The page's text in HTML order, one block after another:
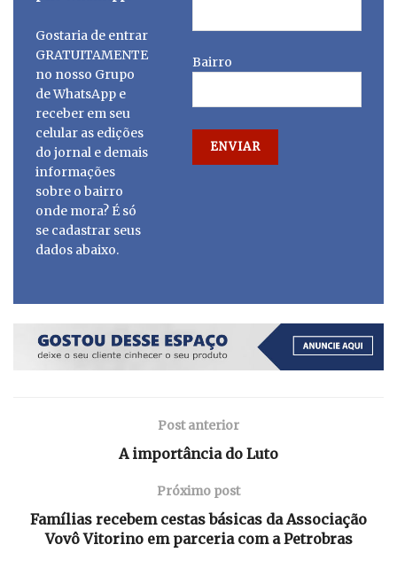
Gostaria de entrar
GRATUITAMENTE
no nosso Grupo
de WhatsApp e
receber em seu
celular as edições
do jornal e demais
informações
sobre o bairro
onde mora? É só
se cadastrar seus
dados abaixo.
Bairro
Post anterior
A importância do Luto
Próximo post
Famílias recebem cestas básicas da Associação
Vovô Vitorino em parceria com a Petrobras